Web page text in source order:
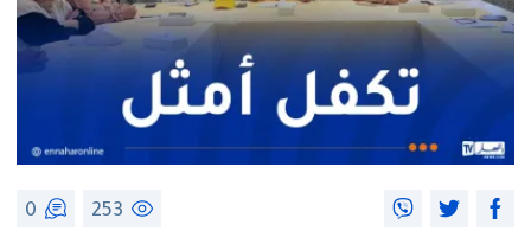
253
0